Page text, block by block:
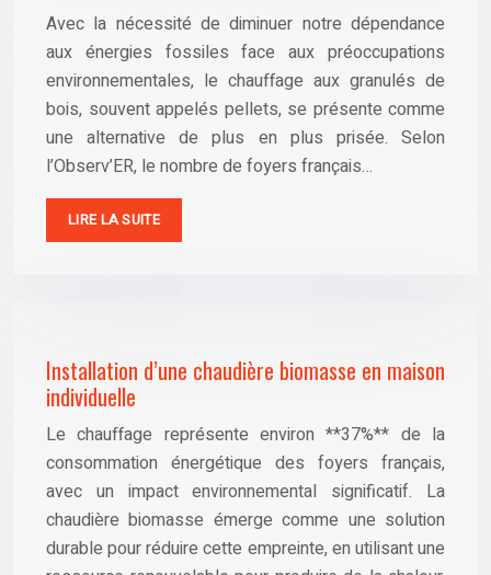
Avec la nécessité de diminuer notre dépendance
aux énergies fossiles face aux préoccupations
environnementales, le chauffage aux granulés de
bois, souvent appelés pellets, se présente comme
une alternative de plus en plus prisée. Selon
l’Observ’ER, le nombre de foyers français…
LIRE LA SUITE
Installation d’une chaudière biomasse en maison
individuelle
Le chauffage représente environ **37%** de la
consommation énergétique des foyers français,
avec un impact environnemental significatif. La
chaudière biomasse émerge comme une solution
durable pour réduire cette empreinte, en utilisant une